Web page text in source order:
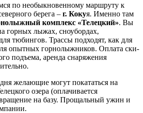
по необыкновенному маршруту к
берега – г. Кокуя. Именно там
комплекс «Телецкий». Вы
горных лыжах, сноубордах,
тюбингов. Трассы подходят, как для
опытных горнолыжников. Оплата ски-
подъема, аренда снаряжения
желающие могут покататься на
озера (оплачивается
на базу. Прощальный ужин и